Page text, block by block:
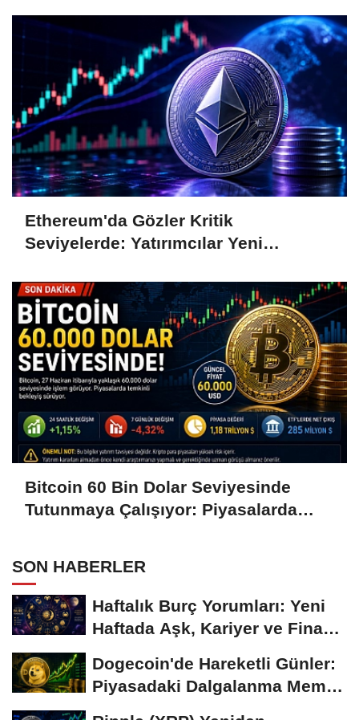
Ethereum'da Gözler Kritik
Seviyelerde: Yatırımcılar Yeni
Bitcoin 60 Bin Dolar Seviyesinde
Tutunmaya Çalışıyor: Piyasalarda
SON HABERLER
Haftalık Burç Yorumları: Yeni
Haftada Aşk, Kariyer ve Finans
Dogecoin'de Hareketli Günler:
Piyasadaki Dalgalanma Meme